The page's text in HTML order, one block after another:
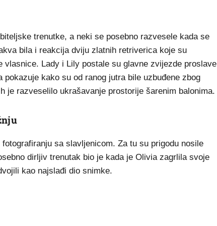
trenutke, a neki se posebno razvesele kada se
bila i reakcija dviju zlatnih retriverica koje su
vlasnice. Lady i Lily postale su glavne zvijezde proslave
kako su od ranog jutra bile uzbuđene zbog
je razveselilo ukrašavanje prostorije šarenim balonima.
sa slavljenicom. Za tu su prigodu nosile
dirljiv trenutak bio je kada je Olivia zagrlila svoje
kao najslađi dio snimke.